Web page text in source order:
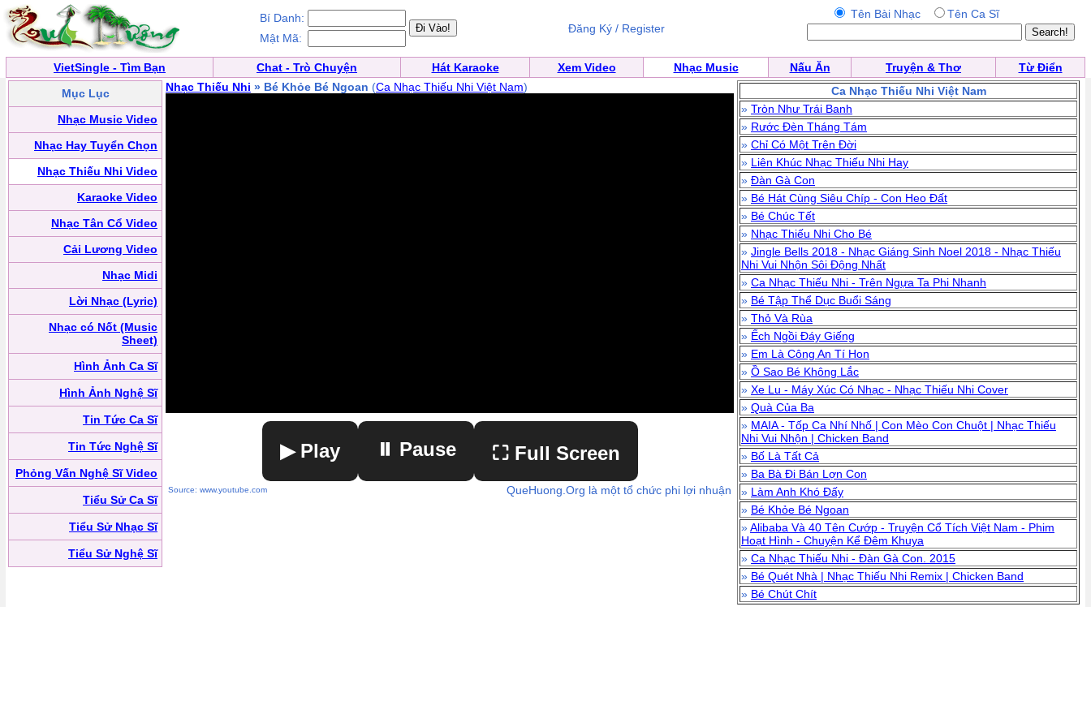
Bí Danh:
Mật Mã:
Đăng Ký / Register
Tên Bài Nhạc Tên Ca Sĩ
VietSingle - Tìm Bạn Chat - Trò Chuyện Hát Karaoke Xem Video Nhạc Music Nấu Ăn Truyện & Thơ
Từ Điển
Mục Lục
Nhạc Music Video
Nhạc Hay Tuyển Chọn
Nhạc Thiếu Nhi Video
Karaoke Video
Nhạc Tân Cổ Video
Cải Lương Video
Nhạc Midi
Lời Nhạc (Lyric)
Nhạc có Nốt (Music
Sheet)
Hình Ảnh Ca Sĩ
Hình Ảnh Nghệ Sĩ
Tin Tức Ca Sĩ
Tin Tức Nghệ Sĩ
Phỏng Vấn Nghệ Sĩ Video
Tiểu Sử Ca Sĩ
Tiểu Sử Nhạc Sĩ
Tiểu Sử Nghệ Sĩ
Nhạc Thiếu Nhi » Bé Khỏe Bé Ngoan (Ca Nhạc Thiếu Nhi Việt Nam)
▶ Play ⏸ Pause ⛶ Full Screen
Source: www.youtube.com QueHuong.Org là một tổ chức phi lợi nhuận
Ca Nhạc Thiếu Nhi Việt Nam
» Tròn Như Trái Banh
» Rước Đèn Tháng Tám
» Chỉ Có Một Trên Đời
» Liên Khúc Nhạc Thiếu Nhi Hay
» Đàn Gà Con
» Bé Hát Cùng Siêu Chíp - Con Heo Đất
» Bé Chúc Tết
» Nhạc Thiếu Nhi Cho Bé
» Jingle Bells 2018 - Nhạc Giáng Sinh Noel 2018 - Nhạc Thiếu
Nhi Vui Nhộn Sôi Động Nhất
» Ca Nhạc Thiếu Nhi - Trên Ngựa Ta Phi Nhanh
» Bé Tập Thể Dục Buổi Sáng
» Thỏ Và Rùa
» Ếch Ngồi Đáy Giếng
» Em Là Công An Tí Hon
» Ồ Sao Bé Không Lắc
» Xe Lu - Máy Xúc Có Nhạc - Nhạc Thiếu Nhi Cover
» Quà Của Ba
» MAIA - Tốp Ca Nhí Nhố | Con Mèo Con Chuột | Nhạc Thiếu
Nhi Vui Nhộn | Chicken Band
» Bố Là Tất Cả
» Ba Bà Đi Bán Lợn Con
» Làm Anh Khó Đấy
» Bé Khỏe Bé Ngoan
»Alibaba Và 40 Tên Cướp - Truyện Cổ Tích Việt Nam - Phim
Hoạt Hình - Chuyện Kể Đêm Khuya
» Ca Nhạc Thiếu Nhi - Đàn Gà Con. 2015
» Bé Quét Nhà | Nhạc Thiếu Nhi Remix | Chicken Band
» Bé Chút Chít